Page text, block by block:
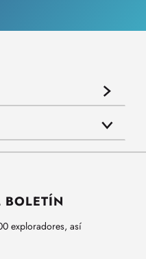
BOLETÍN
exploradores, así